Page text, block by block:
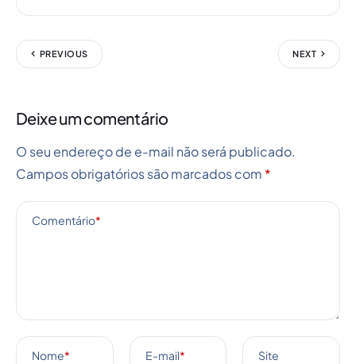
PREVIOUS NEXT
Deixe um comentário
O seu endereço de e-mail não será publicado.
Campos obrigatórios são marcados com *
Comentário*
Nome* E-mail* Site